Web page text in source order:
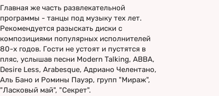
Главная же часть развлекательной
программы - танцы под музыку тех лет.
Рекомендуется разыскать диски с
композициями популярных исполнителей
80-х годов. Гости не устоят и пустятся в
пляс, услышав песни Modern Talking, ABBA,
Desire Less, Arabesque, Адриано Челентано,
Аль Бано и Ромины Пауэр, групп "Мираж",
"Ласковый май", "Секрет".